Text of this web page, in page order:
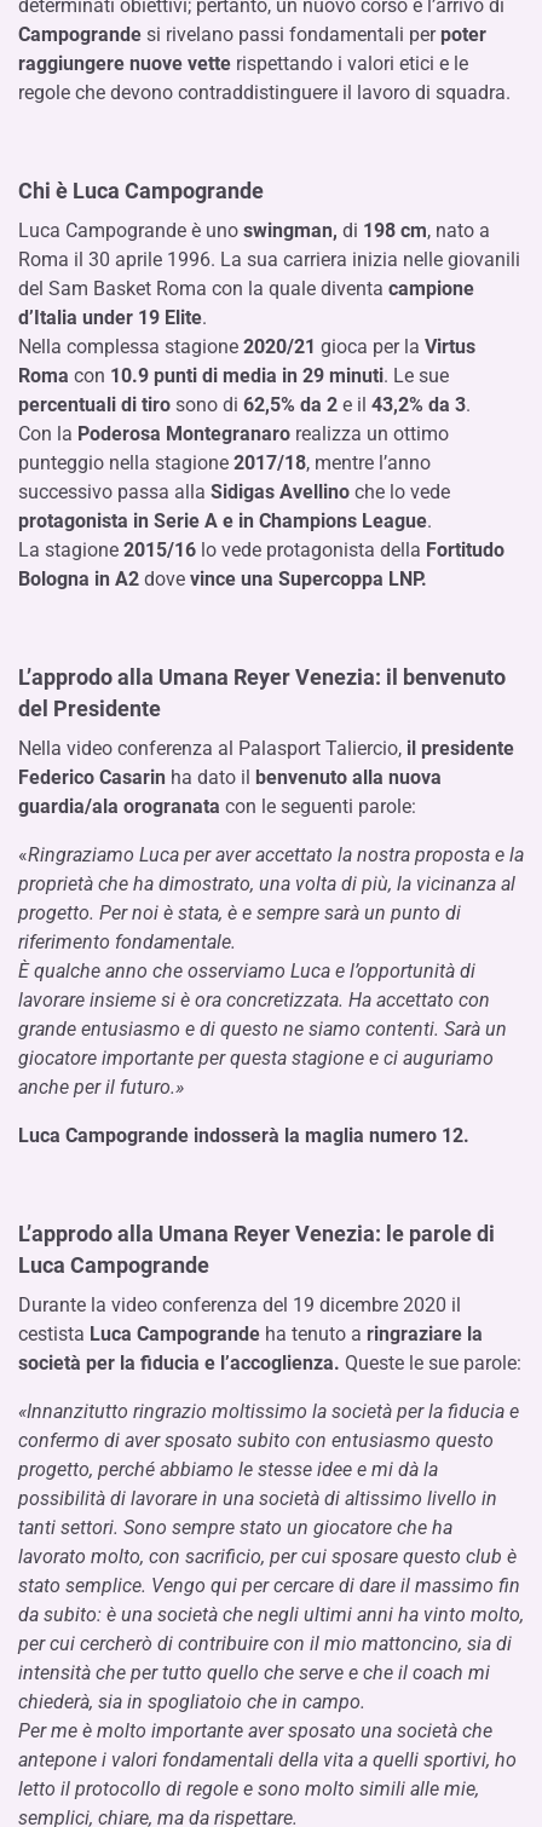
determinati obiettivi; pertanto, un nuovo corso e l’arrivo di
Campogrande si rivelano passi fondamentali perpoter
raggiungere nuove vette rispettando i valori etici e le
regole che devono contraddistinguere il lavoro di squadra.
Chi è Luca Campogrande
Luca Campogrande è uno swingman, di 198 cm, nato a
Roma il 30 aprile 1996. La sua carriera inizia nelle giovanili
del Sam Basket Roma con la quale diventa campione
d’Italia under 19 Elite.
Nella complessa stagione 2020/21 gioca per la Virtus
Roma con 10.9 punti di media in 29 minuti. Le sue
percentuali di tiro sono di 62,5% da 2 e il 43,2% da 3.
Con la Poderosa Montegranaro realizza un ottimo
punteggio nella stagione 2017/18, mentre l’anno
successivo passa alla Sidigas Avellino che lo vede
protagonista in Serie A e in Champions League.
La stagione 2015/16 lo vede protagonista della Fortitudo
Bologna in A2 dove vince una Supercoppa LNP.
L’approdo alla Umana Reyer Venezia: il benvenuto
del Presidente
Nella video conferenza al Palasport Taliercio, il presidente
Federico Casarin ha dato il benvenuto alla nuova
guardia/ala orogranata con le seguenti parole:
«Ringraziamo Luca per aver accettato la nostra proposta e la
proprietà che ha dimostrato, una volta di più, la vicinanza al
progetto. Per noi è stata, è e sempre sarà un punto di
riferimento fondamentale.
È qualche anno che osserviamo Luca e l’opportunità di
lavorare insieme si è ora concretizzata. Ha accettato con
grande entusiasmo e di questo ne siamo contenti. Sarà un
giocatore importante per questa stagione e ci auguriamo
anche per il futuro.»
Luca Campogrande indosserà la maglia numero 12.
L’approdo alla Umana Reyer Venezia: le parole di
Luca Campogrande
Durante la video conferenza del 19 dicembre 2020 il
cestista Luca Campogrande ha tenuto a ringraziare la
società per la fiducia e l’accoglienza. Queste le sue parole:
«Innanzitutto ringrazio moltissimo la società per la fiducia e
confermo di aver sposato subito con entusiasmo questo
progetto, perché abbiamo le stesse idee e mi dà la
possibilità di lavorare in una società di altissimo livello in
tanti settori. Sono sempre stato un giocatore che ha
lavorato molto, con sacrificio, per cui sposare questo club è
stato semplice. Vengo qui per cercare di dare il massimo fin
da subito: è una società che negli ultimi anni ha vinto molto,
per cui cercherò di contribuire con il mio mattoncino, sia di
intensità che per tutto quello che serve e che il coach mi
chiederà, sia in spogliatoio che in campo.
Per me è molto importante aver sposato una società che
antepone i valori fondamentali della vita a quelli sportivi, ho
letto il protocollo di regole e sono molto simili alle mie,
semplici, chiare, ma da rispettare.